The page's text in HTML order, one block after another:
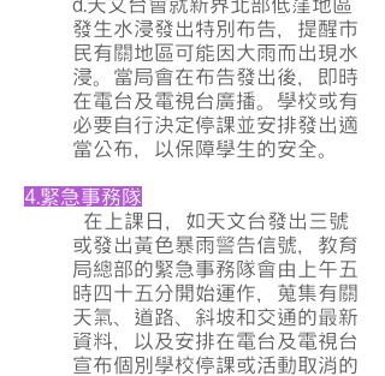
d.天文台會就新界北部低窪地區
發生水浸發出特別布告，提醒市
民有關地區可能因大雨而出現水
浸。當局會在布告發出後，即時
在電台及電視台廣播。學校或有
必要自行決定停課並安排發出適
當公布，以保障學生的安全。
4.緊急事務隊
在上課日，如天文台發出三號
或發出黃色暴雨警告信號，教育
局總部的緊急事務隊會由上午五
時四十五分開始運作，蒐集有關
天氣、道路、斜坡和交通的最新
資料，以及安排在電台及電視台
宣布個別學校停課或活動取消的